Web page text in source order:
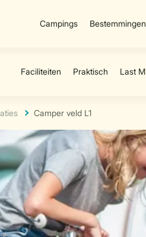
Campings Bestemmingen
Camper veld L1